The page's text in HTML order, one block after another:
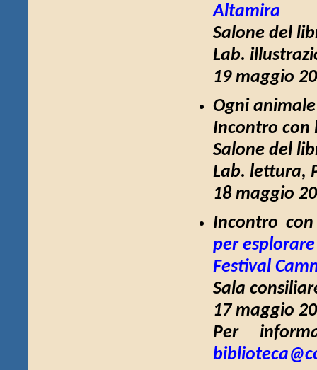
Altamira
Salone del
Lab.
19 maggio
Ogni
Incontro
Salone del
Lab. lettura,
18 maggio
Incontro
per
Festival
Sala
17 maggio
Per